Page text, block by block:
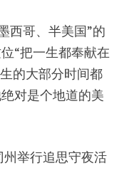
西哥、半美国”的
“把一生都奉献在
的大部分时间都
对是个地道的美
举行追思守夜活